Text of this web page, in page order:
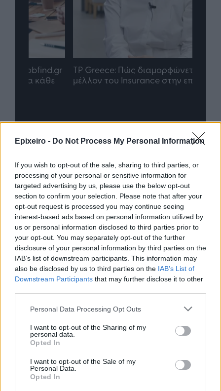
Epixeiro - Do Not Process My Personal Information
If you wish to opt-out of the sale, sharing to third parties, or
processing of your personal or sensitive information for
targeted advertising by us, please use the below opt-out
section to confirm your selection. Please note that after your
opt-out request is processed you may continue seeing
interest-based ads based on personal information utilized by
us or personal information disclosed to third parties prior to
your opt-out. You may separately opt-out of the further
disclosure of your personal information by third parties on the
IAB’s list of downstream participants. This information may
also be disclosed by us to third parties on the IAB’s List of
Downstream Participants that may further disclose it to other
Personal Data Processing Opt Outs
I want to opt-out of the Sharing of my
personal data.
Opted In
I want to opt-out of the Sale of my
Personal Data.
Opted In
TP Greece: Πώς διαμορφώνεται το
μέλλον του Insurance στην εποχή του AI
Περισσότερα από το
Trade Estates: Στην κατοχή της το
50% του Sofia South Ring Mall με
τίμημα 49,35 εκατ. ευρώ
07/08/26|16:53
Ατρόμητος και Novibet
ανανεώνουν τη συνεργασία τους
μέχρι το 2028
07/08/26 15:48
07/08/26|15:29